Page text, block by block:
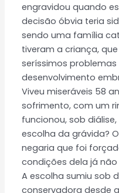
engravidou quando
decisão óbvia teria
sendo uma família
tiveram a criança,
seríssimos
desenvolvimento
Viveu miseráveis 58
sofrimento, com um
funcionou, sob
escolha da grávida?
negaria que foi
condições dela já
A escolha sumiu sob
conservadora desde